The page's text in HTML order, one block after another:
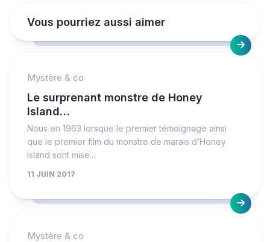
Vous pourriez aussi aimer
Mystère & co
Le surprenant monstre de Honey
Island…
Nous en 1963 lorsque le premier témoignage ainsi
que le premier film du monstre de marais d’Honey
Island sont mise...
11 JUIN 2017
Mystère & co